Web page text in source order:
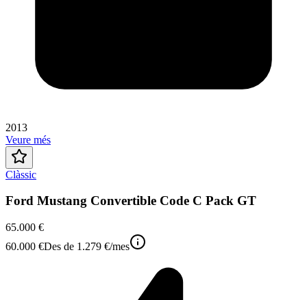
2013
Veure més
Clàssic
Ford Mustang Convertible Code C Pack GT
65.000 €
60.000 €Des de 1.279 €/mes